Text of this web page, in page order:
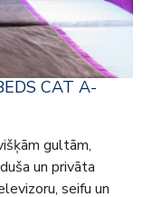
CAT A-
gultām,
un privāta
seifu un